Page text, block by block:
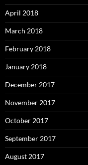
April 2018
March 2018
February 2018
January 2018
December 2017
November 2017
October 2017
September 2017
August 2017